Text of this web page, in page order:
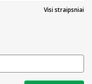
Visi straipsniai